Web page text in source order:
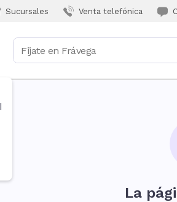
Sucursales Venta telefónica
La